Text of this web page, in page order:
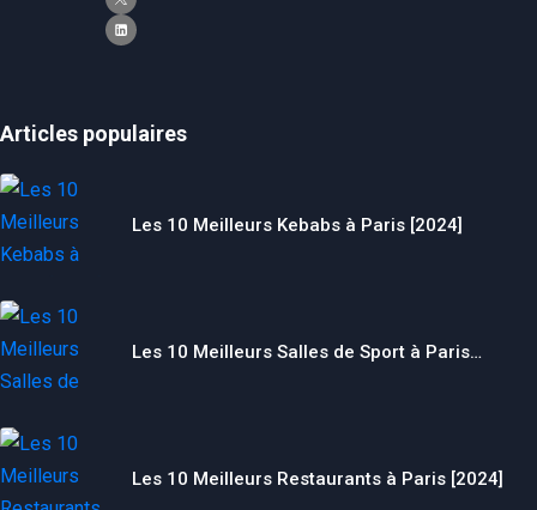
Articles populaires
Les 10 Meilleurs Kebabs à Paris [2024]
Les 10 Meilleurs Salles de Sport à Paris…
Les 10 Meilleurs Restaurants à Paris [2024]
Nécessaire
sont pas
facultatifs. Ils
fonctionnement
du site Web.